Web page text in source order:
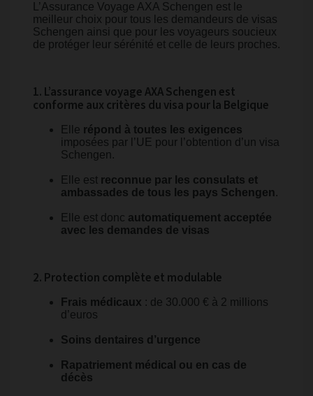
L’Assurance Voyage AXA Schengen est le
meilleur choix pour tous les demandeurs de visas
Schengen ainsi que pour les voyageurs soucieux
de protéger leur sérénité et celle de leurs proches.
1. L’assurance voyage AXA Schengen est
conforme aux critères du visa pour la Belgique
Elle répond à toutes les exigences
imposées par l’UE pour l’obtention d’un visa
Schengen.
Elle est reconnue par les consulats et
ambassades de tous les pays Schengen.
Elle est donc automatiquement acceptée
avec les demandes de visas
2. Protection complète et modulable
Frais médicaux : de 30.000 € à 2 millions
d’euros
Soins dentaires d’urgence
Rapatriement médical ou en cas de
décès